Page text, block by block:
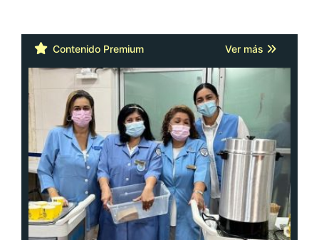
Contenido Premium Ver más